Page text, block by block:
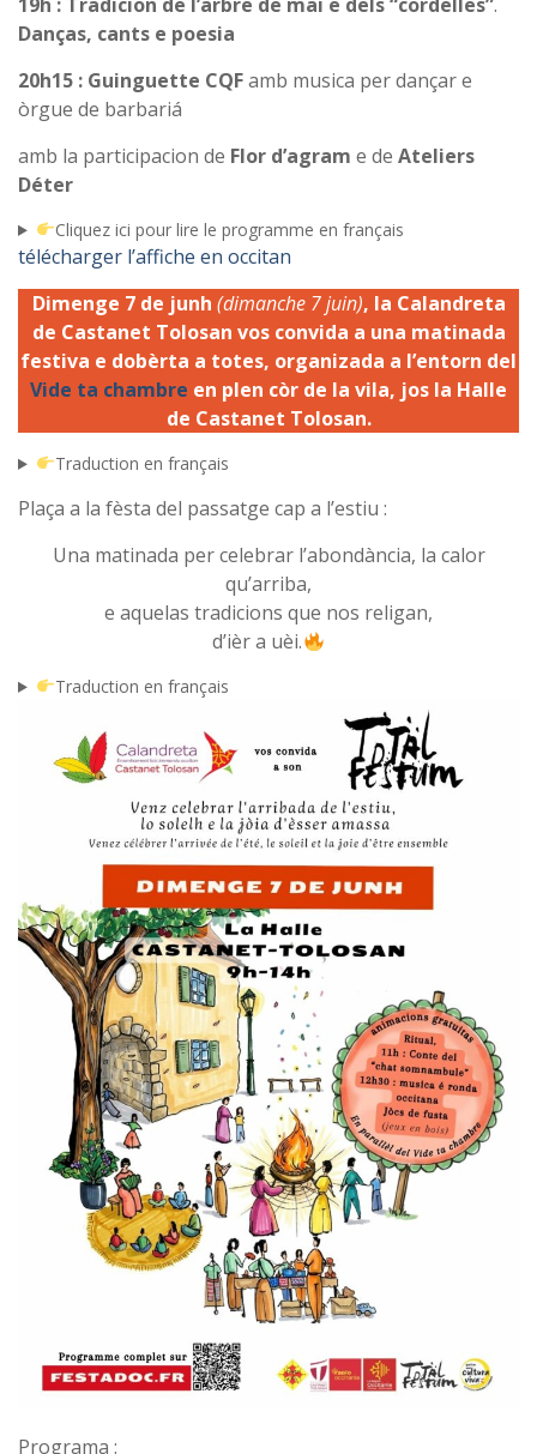
Danças, cants e poesia
20h15 : Guinguette CQFamb musica per dançar e
òrgue de barbariá
amb la participacion de Flor d’agram e de Ateliers
Déter
Cliquez ici pour lire le programme en français
télécharger l’affiche en occitan
Dimenge 7 de junh (dimanche 7 juin), la Calandreta
de Castanet Tolosan vos convida a una matinada
festiva e dobèrta a totes, organizada a l’entorn del
Vide ta chambre en plen còr de la vila, jos la Halle
de Castanet Tolosan.
Traduction en français
Plaça a la fèsta del passatge cap a l’estiu :
Una matinada per celebrar l’abondància, la calor
qu’arriba,
e aquelas tradicions que nos religan,
d’ièr a uèi.
Traduction en français
Programa :